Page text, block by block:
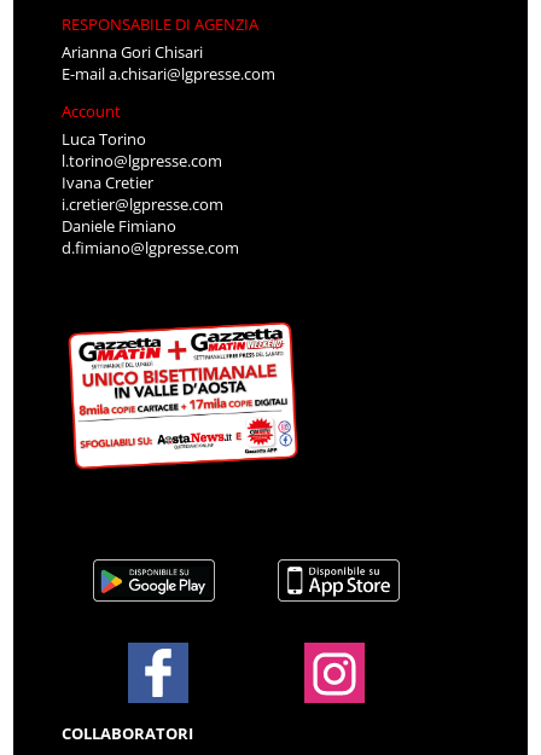
RESPONSABILE DI AGENZIA
Arianna Gori Chisari
E-maila.chisari@lgpresse.com
Account
Luca Torino
l.torino@lgpresse.com
Ivana Cretier
i.cretier@lgpresse.com
Daniele Fimiano
d.fimiano@lgpresse.com
COLLABORATORI